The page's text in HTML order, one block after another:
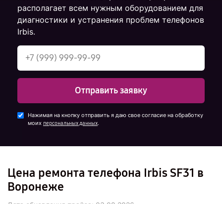
располагает всем нужным оборудованием для
диагностики и устранения проблем телефонов
Irbis.
Отправить заявку
Нажимая на кнопку отправить я даю свое согласие на обработку
моих персональных данных.
Цена ремонта телефона Irbis SF31 в
Воронеже